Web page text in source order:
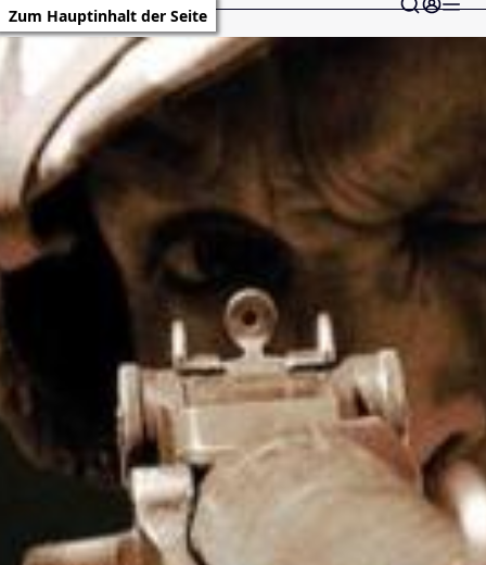
Zum Hauptinhalt der Seite